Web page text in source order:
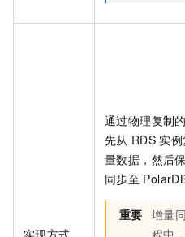
通过物理复制
先从 RDS 实
量数据，然后
同步至
重要 增量